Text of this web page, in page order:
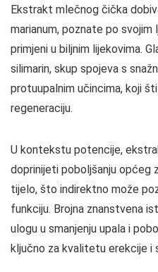
Ekstrakt mlečnog čička
marianum, poznate po
primjeni u biljnim lijekovima.
silimarin, skup spojeva s
protuupalnim učincima, koji
regeneraciju.
U kontekstu potencije,
doprinijeti poboljšanju općeg
tijelo, što indirektno može
funkciju. Brojna znanstvena
ulogu u smanjenju upala i
ključno za kvalitetu erekcije i